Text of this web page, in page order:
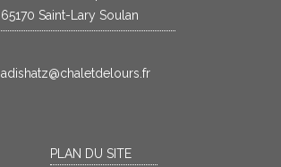
65170 Saint-Lary Soulan
rf.sruoledtelahc@ztahsida
PLAN DU SITE